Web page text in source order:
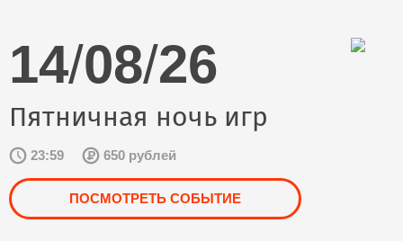
14/08/26
Пятничная ночь игр
23:59 650 рублей
ПОСМОТРЕТЬ СОБЫТИЕ